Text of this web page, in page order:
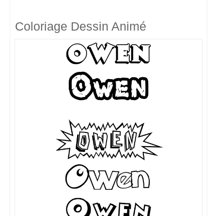
Coloriage Dessin Animé